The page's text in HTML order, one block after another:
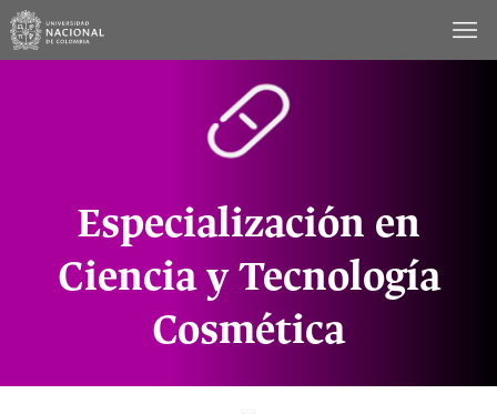
Saltar
contenido
Especialización en
Ciencia y Tecnología
Cosmética